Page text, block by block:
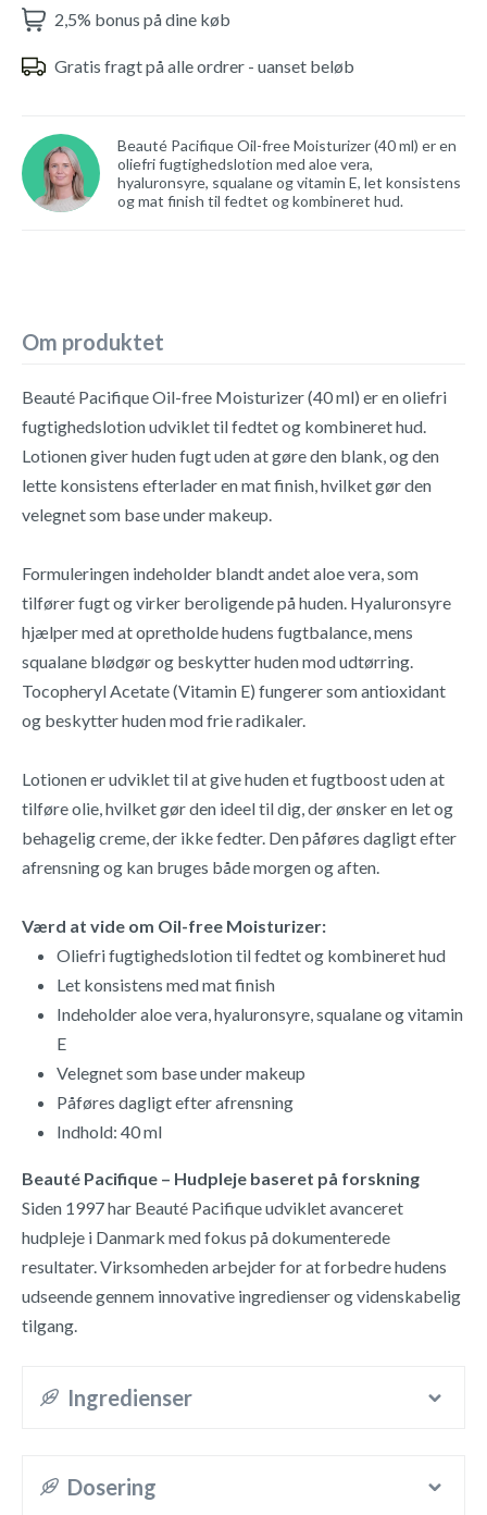
2,5% bonus på dine køb
Gratis fragt på alle ordrer - uanset beløb
Beauté Pacifique Oil-free Moisturizer (40 ml) er en
oliefri fugtighedslotion med aloe vera,
hyaluronsyre, squalane og vitamin E, let konsistens
og mat finish til fedtet og kombineret hud.
Om produktet
Beauté Pacifique Oil-free Moisturizer (40 ml) er en oliefri
fugtighedslotion udviklet til fedtet og kombineret hud.
Lotionen giver huden fugt uden at gøre den blank, og den
lette konsistens efterlader en mat finish, hvilket gør den
velegnet som base under makeup.
Formuleringen indeholder blandt andet aloe vera, som
tilfører fugt og virker beroligende på huden. Hyaluronsyre
hjælper med at opretholde hudens fugtbalance, mens
squalane blødgør og beskytter huden mod udtørring.
Tocopheryl Acetate (Vitamin E) fungerer som antioxidant
og beskytter huden mod frie radikaler.
Lotionen er udviklet til at give huden et fugtboost uden at
tilføre olie, hvilket gør den ideel til dig, der ønsker en let og
behagelig creme, der ikke fedter. Den påføres dagligt efter
afrensning og kan bruges både morgen og aften.
Værd at vide om Oil-free Moisturizer:
Oliefri fugtighedslotion til fedtet og kombineret hud
Let konsistens med mat finish
Indeholder aloe vera, hyaluronsyre, squalane og vitamin
E
Velegnet som base under makeup
Påføres dagligt efter afrensning
Indhold: 40 ml
Beauté Pacifique – Hudpleje baseret på forskning
Siden 1997 har Beauté Pacifique udviklet avanceret
hudpleje i Danmark med fokus på dokumenterede
resultater. Virksomheden arbejder for at forbedre hudens
udseende gennem innovative ingredienser og videnskabelig
tilgang.
Ingredienser
Dosering